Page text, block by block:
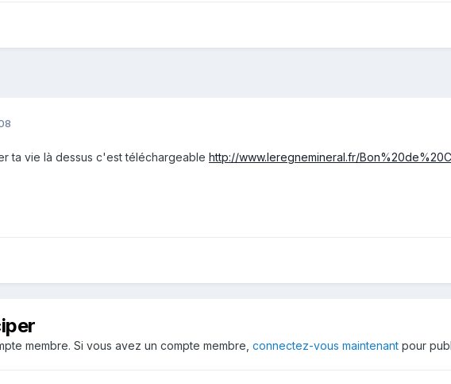
ta vie là dessus c'est téléchargeable http://www.leregnemineral.fr/
membre. Si vous avez un compte membre, connectez-vous maintenant pour